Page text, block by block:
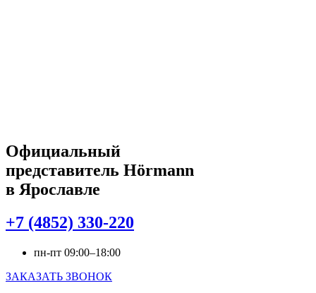
Официальный
представитель Hörmann
в Ярославле
+7 (4852) 330-220
пн-пт 09:00–18:00
ЗАКАЗАТЬ ЗВОНОК